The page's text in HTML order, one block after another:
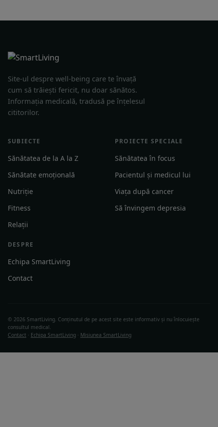
Site-ul despre well-being care te învață
cum să trăiești fericit, nu doar sănătos.
Informația medicală, tradusă pe înțelesul
cititorilor.
SUBIECTE
Sănătatea de la A la Z
Sănătate emoțională
Nutriție
Fitness
Relații
PROIECTE SPECIALE
Sănătatea în focus
Pacientul și medicul lui
Viața după cancer
Să învingem depresia
DESPRE
Echipa SmartLiving
Contact
© 2026 SmartLiving. Conținutul de pe acest site este informativ și nu înlocuiește
consultul medical.
Contact · Echipa SmartLiving · Misiunea SmartLiving